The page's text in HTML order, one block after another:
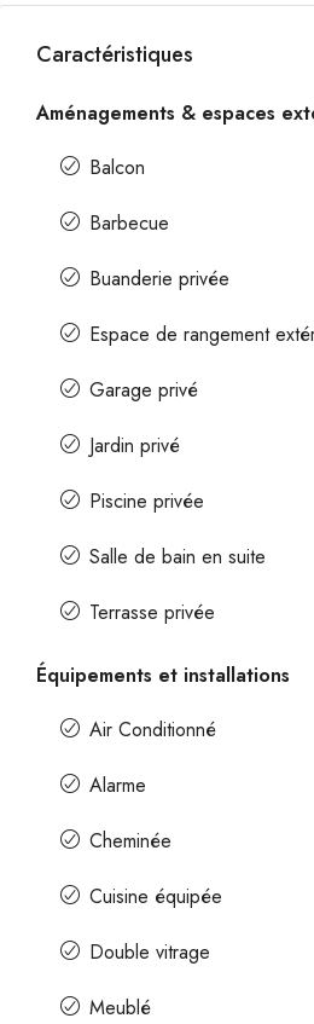
Caractéristiques
Aménagements & espaces
Balcon
Barbecue
Buanderie privée
Espace de rangement
Garage privé
Jardin privé
Piscine privée
Salle de bain en suite
Terrasse privée
Équipements et installations
Air Conditionné
Alarme
Cheminée
Cuisine équipée
Double vitrage
Meublé